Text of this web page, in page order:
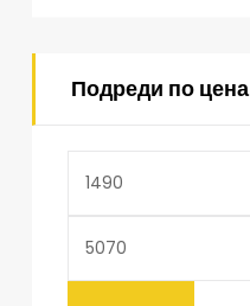
Подреди по цена